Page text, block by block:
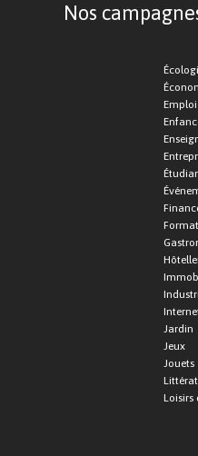
Nos
Emploi
Jardin
Jeux
Jouets
Loisirs